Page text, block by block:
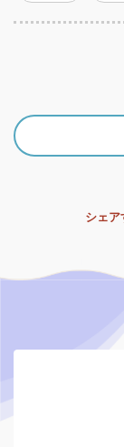
シェア